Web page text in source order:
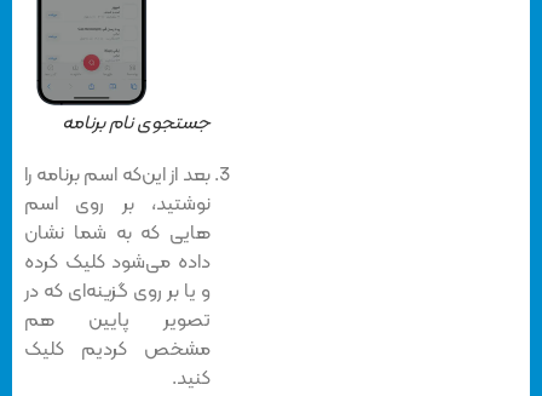
جستجوی نام برنامه
بعد از این‌که اسم برنامه را
نوشتید، بر روی اسم
هایی که به شما نشان
داده می‌شود کلیک کرده
و یا بر روی گزینه‌ای که در
تصویر پایین هم
مشخص کردیم کلیک
کنید.